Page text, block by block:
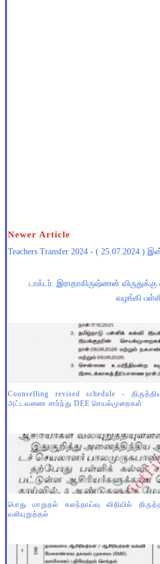
Newer Article
Teachers Transfer 2024 - ( 25.07.2024 )
டாக்டர். இராதாகிருஷ்ணன்
வழங்கி
Counselling revised schedule -
அட்டவணை சார்ந்து DEE செயல்முறைகள்
பொது மாறுதல் கலந்தாய்வு விதியில்
வலியுறுத்தல்